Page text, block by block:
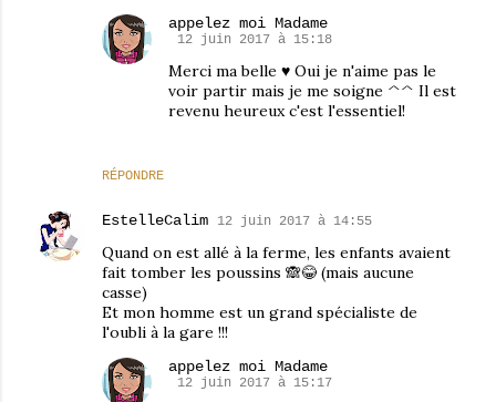
RÉPONDRE
appelez moi Madame
12 juin 2017 à 15:18
Merci ma belle ♥ Oui je n'aime pas le
voir partir mais je me soigne ^^ Il est
revenu heureux c'est l'essentiel!
EstelleCalim 12 juin 2017 à 14:55
Quand on est allé à la ferme, les enfants avaient
fait tomber les poussins 🙈😂 (mais aucune
casse)
Et mon homme est un grand spécialiste de
l'oubli à la gare !!!
appelez moi Madame
12 juin 2017 à 15:17